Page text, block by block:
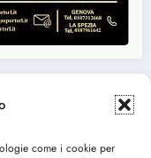
come i cookie per